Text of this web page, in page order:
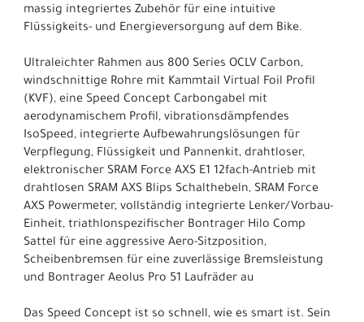
massig integriertes Zubehör für eine intuitive
Flüssigkeits- und Energieversorgung auf dem Bike.
Ultraleichter Rahmen aus 800 Series OCLV Carbon,
windschnittige Rohre mit Kammtail Virtual Foil Profil
(KVF), eine Speed Concept Carbongabel mit
aerodynamischem Profil, vibrationsdämpfendes
IsoSpeed, integrierte Aufbewahrungslösungen für
Verpflegung, Flüssigkeit und Pannenkit, drahtloser,
elektronischer SRAM Force AXS E1 12fach-Antrieb mit
drahtlosen SRAM AXS Blips Schalthebeln, SRAM Force
AXS Powermeter, vollständig integrierte Lenker/Vorbau-
Einheit, triathlonspezifischer Bontrager Hilo Comp
Sattel für eine aggressive Aero-Sitzposition,
Scheibenbremsen für eine zuverlässige Bremsleistung
und Bontrager Aeolus Pro 51 Laufräder au
Das Speed Concept ist so schnell, wie es smart ist. Sein